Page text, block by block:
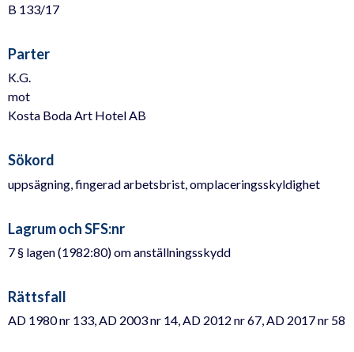
B 133/17
Parter
K.G.
mot
Kosta Boda Art Hotel AB
Sökord
uppsägning, fingerad arbetsbrist, omplaceringsskyldighet
Lagrum och SFS:nr
7 § lagen (1982:80) om anställningsskydd
Rättsfall
AD 1980 nr 133, AD 2003 nr 14, AD 2012 nr 67, AD 2017 nr 58